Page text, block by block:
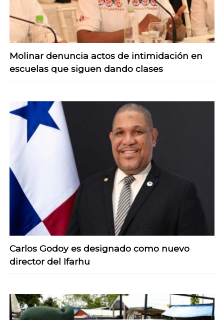
Molinar denuncia actos de intimidación en
escuelas que siguen dando clases
Carlos Godoy es designado como nuevo
director del Ifarhu